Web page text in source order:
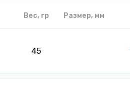
Вес, гр Размер, мм
45